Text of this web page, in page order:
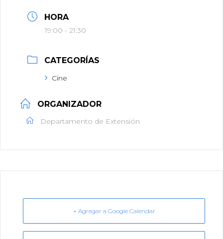
HORA
19:00 - 21:30
CATEGORÍAS
Cine
ORGANIZADOR
Departamento de Extensión
+ Agregar a Google Calendar